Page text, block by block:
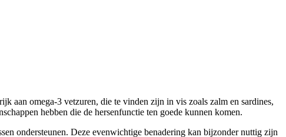
aan omega-3 vetzuren, die te vinden zijn in vis zoals zalm en sardines,
hebben die de hersenfunctie ten goede kunnen komen.
ondersteunen. Deze evenwichtige benadering kan bijzonder nuttig zijn